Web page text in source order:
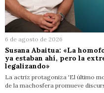
6 de agosto de 2026
Susana Abaitua: «La
ya estaban ahí, pero la
legalizando»
La actriz protagoniza 'El último
de la machosfera promueve